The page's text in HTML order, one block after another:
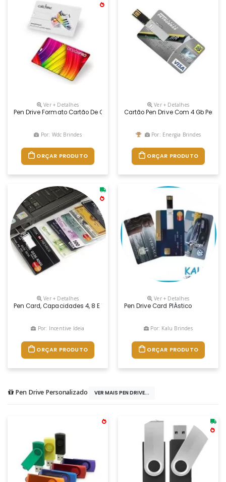
Ver + Detalhes
Pen Drive Formato Cartão De Credito (pen Card). Personalização Digital
Por: Wdc Brindes
ORÇAR PRODUTO
Ver + Detalhes
Cartão Pen Drive Com 4 Gb
Por: Energia Brindes
ORÇAR PRODUTO
Ver + Detalhes
Pen Card, Capacidades 4, 8 E 16 Gb, Ótimo Para Aplicação Do Seu
Por: Incentive Ideia
ORÇAR PRODUTO
Ver + Detalhes
Pen Drive Card PlÁstico
Por: Kalu Brindes
ORÇAR PRODUTO
Pen Drive Personalizado VER MAIS PEN DRIVE...